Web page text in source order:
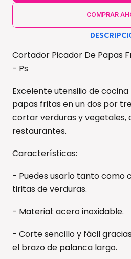
COMPRAR
Cortador Picador De Papas
- Ps
Excelente utensilio de
papas fritas en un dos por
cortar verduras y vegetales,
restaurantes.
Características:
- Puedes usarlo tanto como
tiritas de verduras.
- Material: acero inoxidable.
- Corte sencillo y fácil
el brazo de palanca largo.